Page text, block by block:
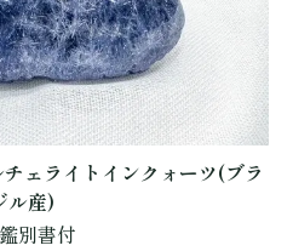
ェライトインクォーツ(ブラ
ル産)
別書付